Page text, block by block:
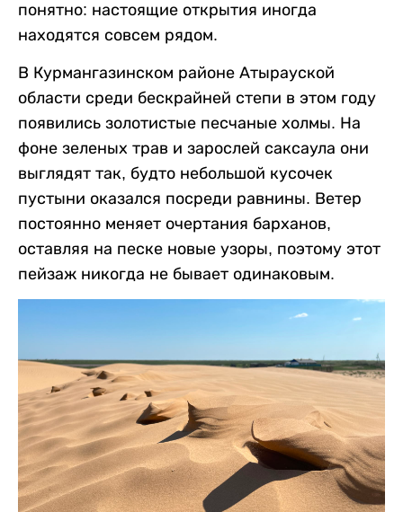
понятно: настоящие открытия иногда
находятся совсем рядом.
В Курмангазинском районе Атырауской
области среди бескрайней степи в этом году
появились золотистые песчаные холмы. На
фоне зеленых трав и зарослей саксаула они
выглядят так, будто небольшой кусочек
пустыни оказался посреди равнины. Ветер
постоянно меняет очертания барханов,
оставляя на песке новые узоры, поэтому этот
пейзаж никогда не бывает одинаковым.